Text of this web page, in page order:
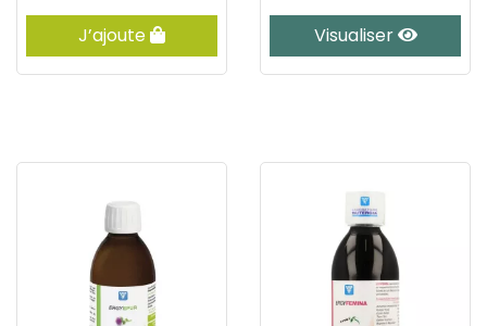
J’ajoute Visualiser